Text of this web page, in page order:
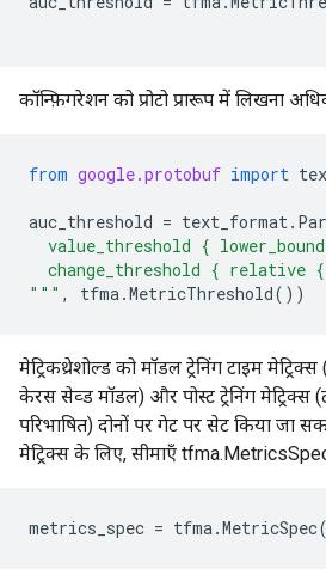
कॉन्फ़िगरेशन को प्रोटो प्रारूप में लिखना
from google.protobuf import
auc_threshold = text_format.
value_threshold {
change_threshold { relative
""" , tfma.MetricThreshold())
मेट्रिकथ्रेशोल्ड को मॉडल ट्रेनिंग टाइम
केरस सेव्ड मॉडल) और पोस्ट ट्रेनिंग
परिभाषित) दोनों पर गेट पर सेट किया जा
मेट्रिक्स के लिए, सीमाएँ tfma.MetricsSpec
metrics_spec = tfma.MetricSpec(